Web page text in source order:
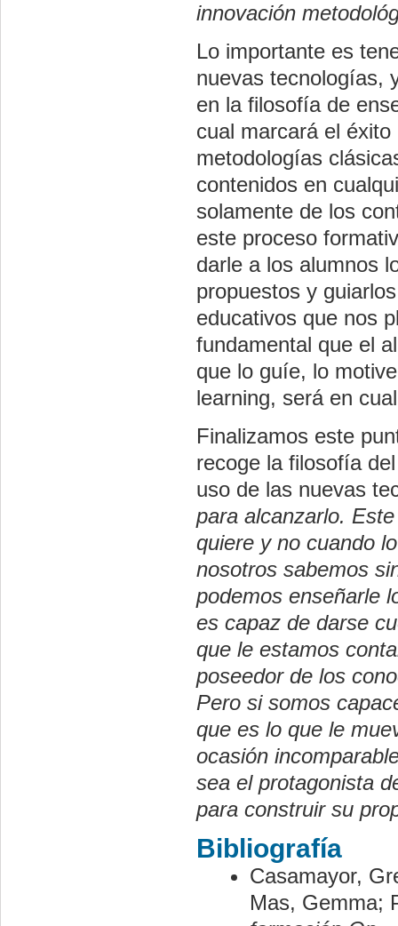
innovación
Lo importante es
nuevas tecnologías,
en la filosofía de
cual marcará el
metodologías
contenidos en
solamente de los
este proceso
darle a los alumnos
propuestos y
educativos que nos
fundamental que el
que lo guíe, lo
learning, será en
Finalizamos este
recoge la filosofía
uso de las nuevas
para alcanzarlo.
quiere y no cuando
nosotros sabemos
podemos enseñarle
es capaz de darse
que le estamos
poseedor de los
Pero si somos
que es lo que le
ocasión
sea el protagonista
para construir su
Bibliografía
Casamayor,
Mas, Gemma;